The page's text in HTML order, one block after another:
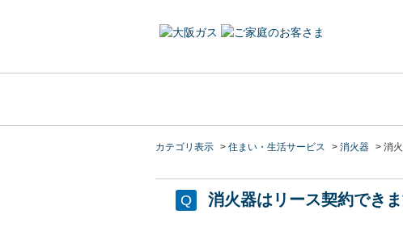
カテゴリ表示 > 住まい・生活サービス > 消火器 > 消
消火器はリース契約でき